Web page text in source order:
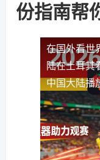
份指南帮
在国外看世
陆在土耳其
中国大陆播